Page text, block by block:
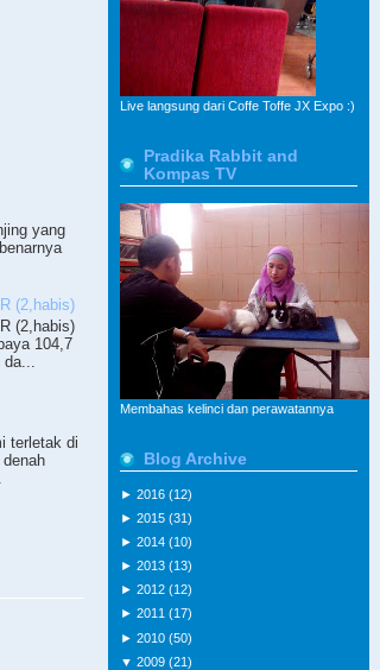
yang
(2,habis)
(2,habis)
104,7
terletak di
Live langsung dari Coffe Toffe JX Expo :)
Pradika Rabbit and
Kompas TV
Membahas kelinci dan perawatannya
Blog Archive
► 2016 (12)
► 2015 (31)
► 2014 (10)
► 2013 (13)
► 2012 (12)
► 2011 (17)
► 2010 (50)
▼ 2009 (21)